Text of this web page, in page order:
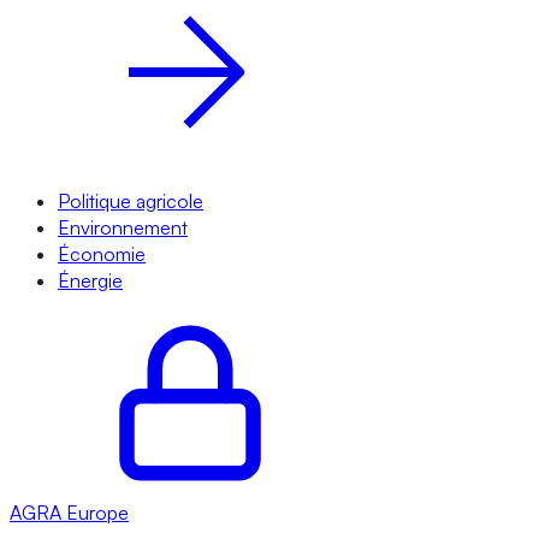
Politique agricole
Environnement
Économie
Énergie
AGRA Europe